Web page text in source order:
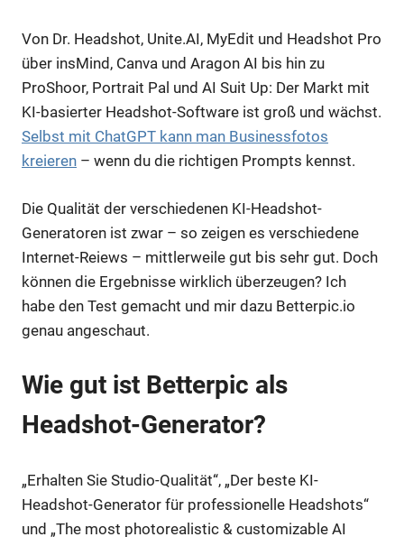
Von Dr. Headshot, Unite.AI, MyEdit und Headshot Pro
über insMind, Canva und Aragon AI bis hin zu
ProShoor, Portrait Pal und AI Suit Up: Der Markt mit
KI-basierter Headshot-Software ist groß und wächst.
Selbst mit ChatGPT kann man Businessfotos
kreieren – wenn du die richtigen Prompts kennst.
Die Qualität der verschiedenen KI-Headshot-
Generatoren ist zwar – so zeigen es verschiedene
Internet-Reiews – mittlerweile gut bis sehr gut. Doch
können die Ergebnisse wirklich überzeugen? Ich
habe den Test gemacht und mir dazu Betterpic.io
genau angeschaut.
Wie gut ist Betterpic als
Headshot-Generator?
„Erhalten Sie Studio-Qualität“, „Der beste KI-
Headshot-Generator für professionelle Headshots“
und „The most photorealistic & customizable AI